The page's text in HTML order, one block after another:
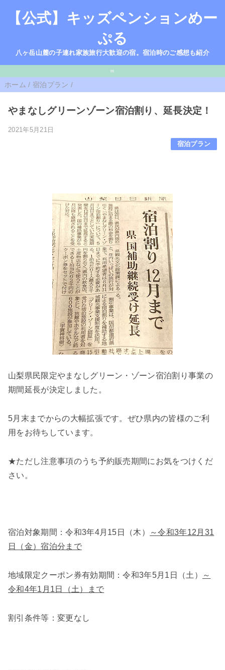
【公式】キッズペンションめー
ぷる
八ヶ岳山麓の子連れ家族旅行大歓迎の宿。宿泊時のご感想も紹介
=
ホーム / 宿泊プラン /
やまなしグリーンゾーン宿泊割り、延長決定！
2021年5月21日
宿泊プラン
山梨県民限定やまなしグリーン・ゾーン宿泊割り事業の
期間延長が決定しました。
5月末までからの大幅拡張です。ぜひ県内の皆様のご利
用をお待ちしています。
★ただし注意事項のうち予約販売期間にお気をつけくだ
さい。
宿泊対象期間：令和3年4月15日（木）
～令和3年12月31
日（金）宿泊分まで
地域限定クーポン券有効期間：令和3年5月1日（土）
～
令和4年1月1日（土）まで
割引条件等：変更なし